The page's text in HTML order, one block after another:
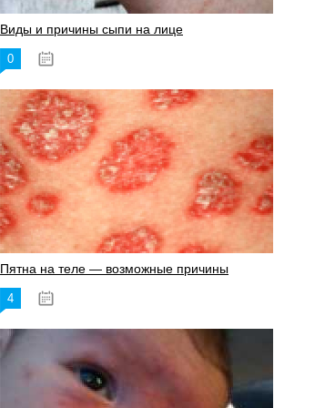
Виды и причины сыпи на лице
0
Пятна на теле — возможные причины
4